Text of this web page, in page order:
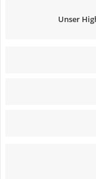
Unser